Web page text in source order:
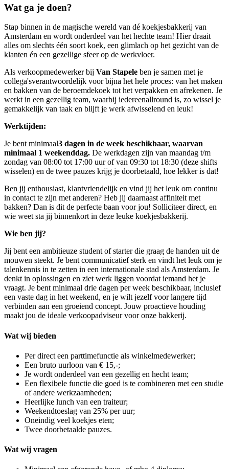
Wat ga je doen?
Stap binnen in de magische wereld van dé koekjesbakkerij van
Amsterdam en wordt onderdeel van het hechte team! Hier draait
alles om slechts één soort koek, een glimlach op het gezicht van de
klanten én een gezellige sfeer op de werkvloer.
Als verkoopmedewerker bij Van Stapele ben je samen met je
collega'sverantwoordelijk voor bijna het hele proces: van het maken
en bakken van de beroemdekoek tot het verpakken en afrekenen. Je
werkt in een gezellig team, waarbij iedereenallround is, zo wissel je
gemakkelijk van taak en blijft je werk afwisselend en leuk!
Werktijden:
Je bent minimaal3 dagen in de week beschikbaar, waarvan
minimaal 1 weekenddag. De werkdagen zijn van maandag t/m
zondag van 08:00 tot 17:00 uur of van 09:30 tot 18:30 (deze shifts
wisselen) en de twee pauzes krijg je doorbetaald, hoe lekker is dat!
Ben jij enthousiast, klantvriendelijk en vind jij het leuk om continu
in contact te zijn met anderen? Heb jij daarnaast affiniteit met
bakken? Dan is dit de perfecte baan voor jou! Solliciteer direct, en
wie weet sta jij binnenkort in deze leuke koekjesbakkerij.
Wie ben jij?
Jij bent een ambitieuze student of starter die graag de handen uit de
mouwen steekt. Je bent communicatief sterk en vindt het leuk om je
talenkennis in te zetten in een internationale stad als Amsterdam. Je
denkt in oplossingen en ziet werk liggen voordat iemand het je
vraagt. Je bent minimaal drie dagen per week beschikbaar, inclusief
een vaste dag in het weekend, en je wilt jezelf voor langere tijd
verbinden aan een groeiend concept. Jouw proactieve houding
maakt jou de ideale verkoopadviseur voor onze bakkerij.
Wat wij bieden
Per direct een parttimefunctie als winkelmedewerker;
Een bruto uurloon van € 15,-;
Je wordt onderdeel van een gezellig en hecht team;
Een flexibele functie die goed is te combineren met een studie
of andere werkzaamheden;
Heerlijke lunch van een traiteur;
Weekendtoeslag van 25% per uur;
Oneindig veel koekjes eten;
Twee doorbetaalde pauzes.
Wat wij vragen